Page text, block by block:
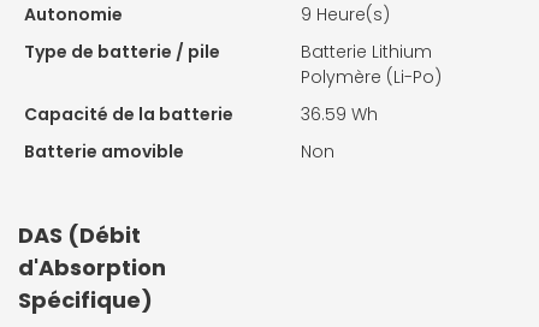
Autonomie
9 Heure(s)
Type de batterie / pile
Batterie Lithium
Polymère (Li-Po)
Capacité de la batterie
36.59 Wh
Batterie amovible
Non
DAS (Débit
d'Absorption
Spécifique)